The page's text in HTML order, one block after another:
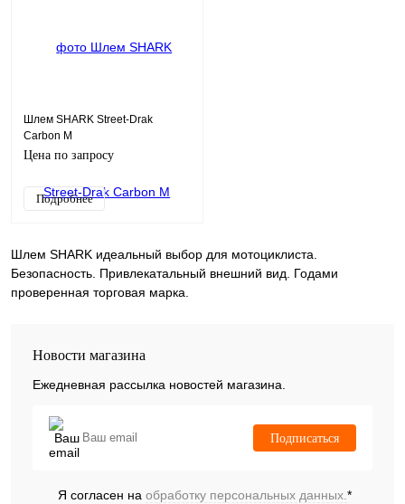
Шлем SHARK Street-Drak
Carbon M
Цена по запросу
Подробнее
Шлем SHARK идеальный выбор для мотоциклиста.
Безопасность. Привлекатальный внешний вид. Годами
проверенная торговая марка.
Новости магазина
Ежедневная рассылка новостей магазина.
Подписаться
Я согласен на обработку персональных данных.*